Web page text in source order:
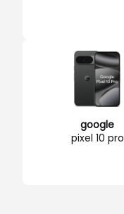
google
pixel 10 pro